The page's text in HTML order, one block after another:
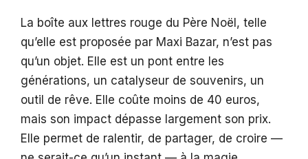
La boîte aux lettres rouge du Père Noël, telle
qu’elle est proposée par Maxi Bazar, n’est pas
qu’un objet. Elle est un pont entre les
générations, un catalyseur de souvenirs, un
outil de rêve. Elle coûte moins de 40 euros,
mais son impact dépasse largement son prix.
Elle permet de ralentir, de partager, de croire —